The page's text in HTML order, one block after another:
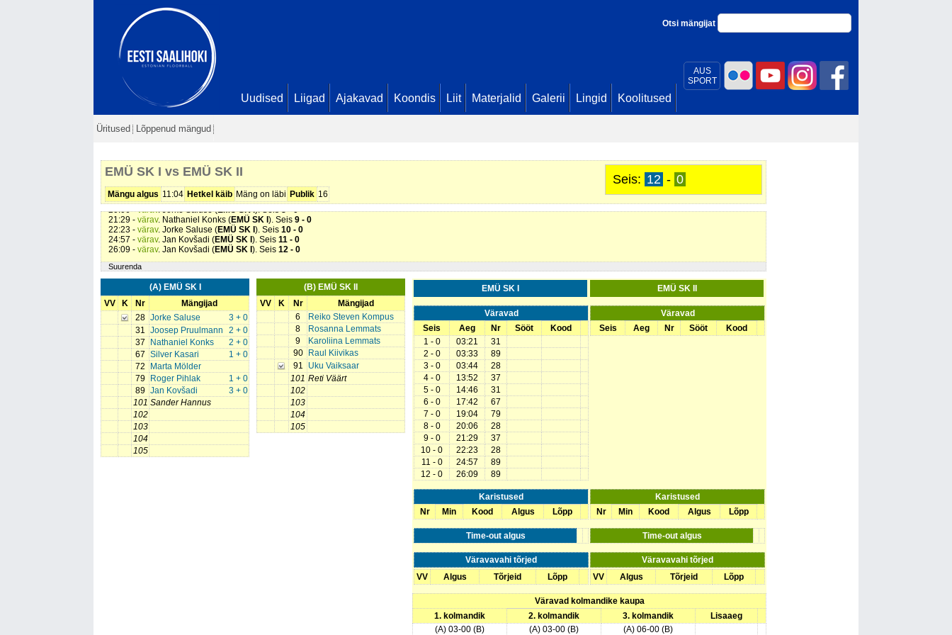
AUS
SPORT
Otsi mängijat
Uudised Liigad Ajakavad Koondis Liit Materjalid Galerii Lingid Koolitused
Üritused Lõppenud mängud
Seis: 12 - 0
EMÜ SK I vs EMÜ SK II
Mängu algus 11:04 Hetkel käib Mäng on läbi Publik 16
03:44 -värav. Jorke Saluse (EMÜ SK I). Seis3 - 0
13:52 - värav . Nathaniel Konks (EMÜ SK I
17:42 -värav. Silver Kasari (EMÜ SK I). Seis6 - 0
19:04 -värav. Roger Pihlak (EMÜ SK I). Seis7 - 0
20:06 -värav. Jorke Saluse (EMÜ SK I). Seis8 - 0
21:29 - värav. Nathaniel Konks (EMÜ SK I ). Seis 9 - 0
22:23 - värav. Jorke Saluse (EMÜ SK I ). Seis 10 - 0
24:57 - värav. Jan Kovšadi (EMÜ SK I ). Seis 11 - 0
26:09 - värav. Jan Kovšadi (EMÜ SK I ). Seis 12 - 0
Suurenda
(A) EMÜ SK I
VV
K Nr
Mängijad
28
3 + 0
Jorke Saluse
31
2 + 0
Joosep Pruulmann
37
2 + 0
Nathaniel Konks
67
1 + 0
Silver Kasari
72
Marta Mölder
79
1 + 0
Roger Pihlak
89
3 + 0
Jan Kovšadi
101 Sander Hannus
102
103
104
105
(B) EMÜ SK II
VV
K Nr
Mängijad
6
Reiko Steven Kompus
8
Rosanna Lemmats
9
Karoliina Lemmats
90
Raul Kiivikas
91
Uku Vaiksaar
101 Reti Väärt
102
103
104
105
EMÜ SK I EMÜ SK II
Väravad
Seis
Aeg Nr Sööt
Kood
1 - 0
03:21
31
2 - 0
03:33
89
3 - 0
03:44
28
4 - 0
13:52
37
5 - 0
14:46
31
6 - 0
17:42
67
7 - 0
19:04
79
8 - 0
20:06
28
9 - 0
21:29
37
10 - 0
22:23
28
11 - 0
24:57
89
12 - 0
26:09 89
Väravad
Seis
Aeg Nr Sööt Kood
Karistused
Nr
Min Kood Algus Lõpp
Karistused
Nr
Min Kood Algus Lõpp
Time-out algus Time-out algus
Väravavahi tõrjed
Väravavahi tõrjed
VV
Algus Tõrjeid Lõpp VV Algus Tõrjeid Lõpp
Väravad kolmandike kaupa
1. kolmandik
2. kolmandik 3. kolmandik
Lisaaeg
(A) 03-00 (B)
(A) 03-00 (B) (A) 06-00 (B)